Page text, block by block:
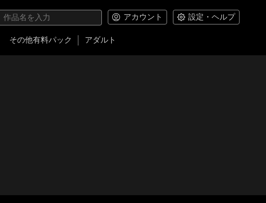
アカウント 設定・ヘルプ
その他有料パック アダルト